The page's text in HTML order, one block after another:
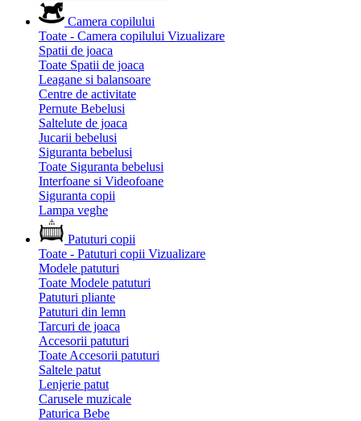
Camera copilului
Toate - Camera copilului Vizualizare
Spatii de joaca
Toate Spatii de joaca
Leagane si balansoare
Centre de activitate
Pernute Bebelusi
Saltelute de joaca
Jucarii bebelusi
Siguranta bebelusi
Toate Siguranta bebelusi
Interfoane si Videofoane
Siguranta copii
Lampa veghe
Patuturi copii
Toate - Patuturi copii Vizualizare
Modele patuturi
Toate Modele patuturi
Patuturi pliante
Patuturi din lemn
Tarcuri de joaca
Accesorii patuturi
Toate Accesorii patuturi
Saltele patut
Lenjerie patut
Carusele muzicale
Paturica Bebe